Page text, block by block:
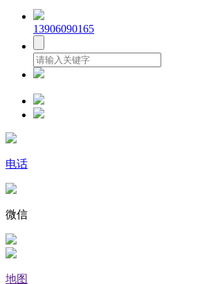
13906090165
电话
微信
地图